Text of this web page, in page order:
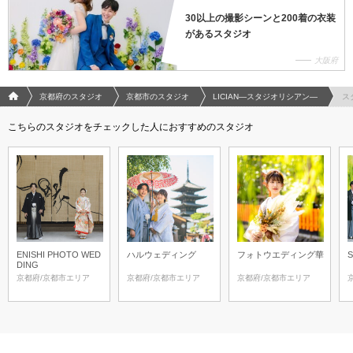
30以上の撮影シーンと200着の衣装
があるスタジオ
大阪府
フォトウエディング/結婚写真のPhotorait ホーム
京都府のスタジオ 京都市のスタジオ LICIAN―スタジオリシアン― ス
こちらのスタジオをチェックした人におすすめのスタジオ
ENISHI PHOTO WED
DING
京都府/京都市エリア
ハルウェディング
京都府/京都市エリア
フォトウエディング華
京都府/京都市エリア